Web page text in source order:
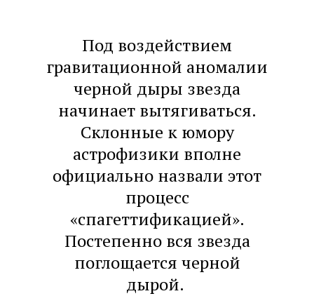
Под воздействием
гравитационной аномалии
черной дыры звезда
начинает вытягиваться.
Склонные к юмору
астрофизики вполне
официально назвали этот
процесс
«спагеттификацией».
Постепенно вся звезда
поглощается черной
дырой.